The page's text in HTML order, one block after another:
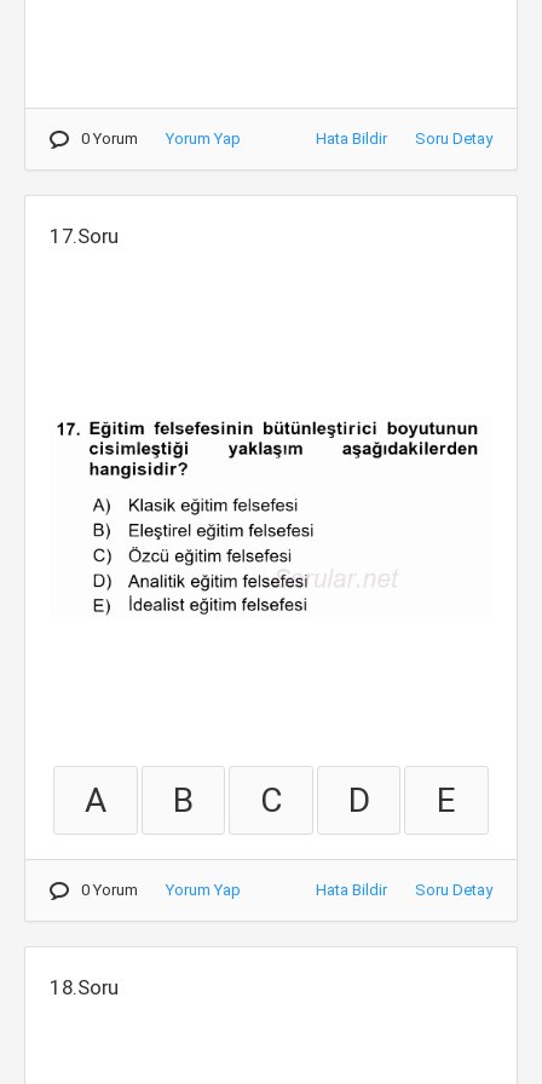
0 Yorum Yorum Yap Hata Bildir Soru Detay
17.Soru
A B C D E
0 Yorum Yorum Yap Hata Bildir Soru Detay
18.Soru